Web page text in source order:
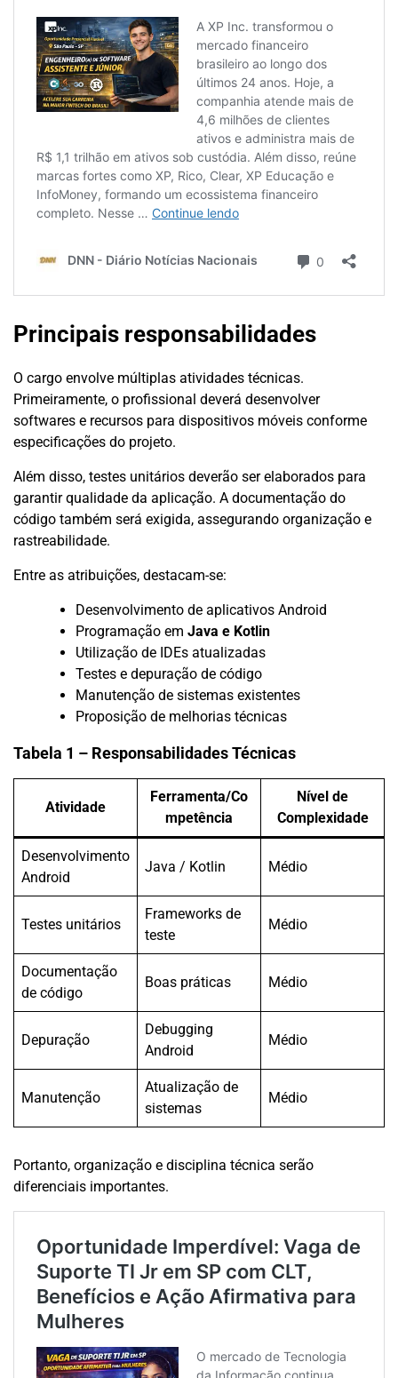
Principais responsabilidades
O cargo envolve múltiplas atividades técnicas.
Primeiramente, o profissional deverá desenvolver
softwares e recursos para dispositivos móveis conforme
especificações do projeto.
Além disso, testes unitários deverão ser elaborados para
garantir qualidade da aplicação. A documentação do
código também será exigida, assegurando organização e
rastreabilidade.
Entre as atribuições, destacam-se:
Desenvolvimento de aplicativos Android
Programação em Java e Kotlin
Utilização de IDEs atualizadas
Testes e depuração de código
Manutenção de sistemas existentes
Proposição de melhorias técnicas
Tabela 1 – Responsabilidades Técnicas
Atividade
Ferramenta/Co
mpetência
Nível de
Complexidade
Desenvolvimento
Android
Java / Kotlin Médio
Testes unitários
Frameworks de
teste
Médio
Documentação
de código
Boas práticas Médio
Depuração
Debugging
Android
Médio
Manutenção
Atualização de
sistemas
Médio
Portanto, organização e disciplina técnica serão
diferenciais importantes.